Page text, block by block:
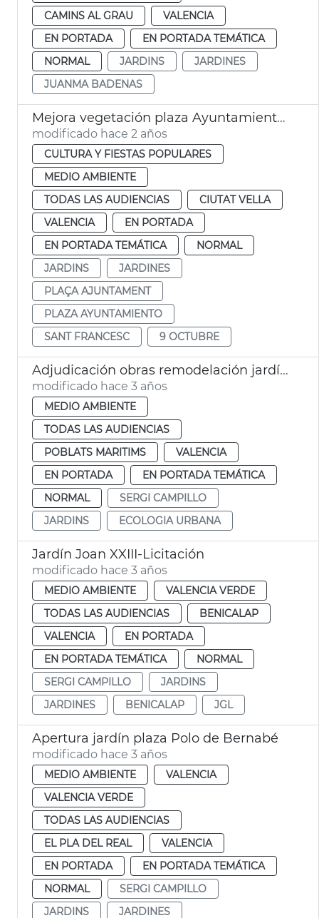
CAMINS AL GRAU
VALENCIA
EN PORTADA
EN PORTADA TEMÁTICA
NORMAL
JARDINS
JARDINES
JUANMA BADENAS
Mejora vegetación plaza Ayuntamiento 9 Octubre
modificado hace 2 años
CULTURA Y FIESTAS POPULARES
MEDIO AMBIENTE
TODAS LAS AUDIENCIAS
CIUTAT VELLA
VALENCIA
EN PORTADA
EN PORTADA TEMÁTICA
NORMAL
JARDINS
JARDINES
PLAÇA AJUNTAMENT
PLAZA AYUNTAMIENTO
SANT FRANCESC
9 OCTUBRE
Adjudicación obras remodelación jardín Doctor Lluch
modificado hace 3 años
MEDIO AMBIENTE
TODAS LAS AUDIENCIAS
POBLATS MARITIMS
VALENCIA
EN PORTADA
EN PORTADA TEMÁTICA
NORMAL
SERGI CAMPILLO
JARDINS
ECOLOGIA URBANA
Jardín Joan XXIII-Licitación
modificado hace 3 años
MEDIO AMBIENTE
VALENCIA VERDE
TODAS LAS AUDIENCIAS
BENICALAP
VALENCIA
EN PORTADA
EN PORTADA TEMÁTICA
NORMAL
SERGI CAMPILLO
JARDINS
JARDINES
BENICALAP JGL
Apertura jardín plaza Polo de Bernabé
modificado hace 3 años
MEDIO AMBIENTE
VALENCIA
VALENCIA VERDE
TODAS LAS AUDIENCIAS
EL PLA DEL REAL
VALENCIA
EN PORTADA
EN PORTADA TEMÁTICA
NORMAL
SERGI CAMPILLO
JARDINS
JARDINES